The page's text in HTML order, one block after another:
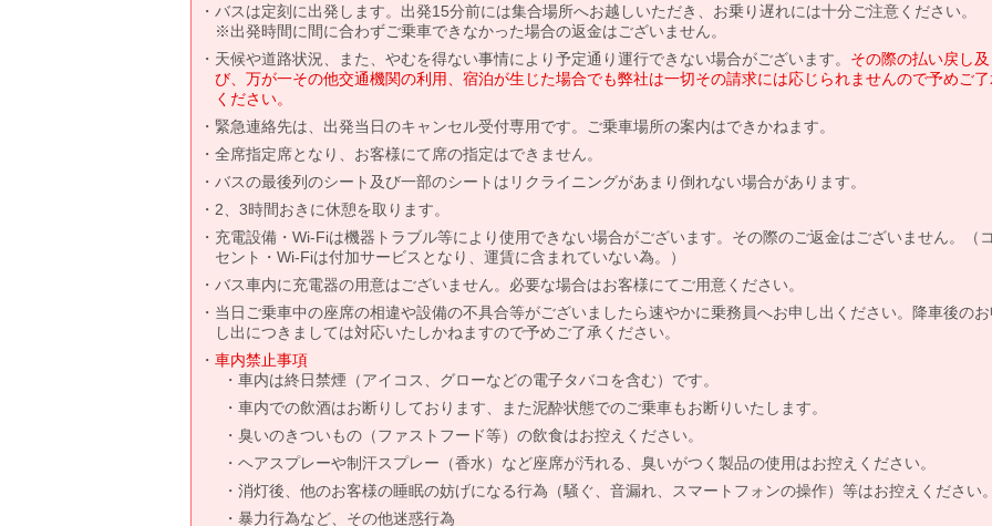
バスは定刻に出発します。出発15分前には集合場所へお越しいただき、お乗り遅れには十分ご注意ください。
※出発時間に間に合わずご乗車できなかった場合の返金はございません。
天候や道路状況、また、やむを得ない事情により予定通り運行できない場合がございます。 その際の払い戻し及
び、万が一その他交通機関の利用、宿泊が生じた場合でも弊社は一切その請求には応じられませんので予めご
ください。
緊急連絡先は、出発当日のキャンセル受付専用です。ご乗車場所の案内はできかねます。
全席指定席となり、お客様にて席の指定はできません。
バスの最後列のシート及び一部のシートはリクライニングがあまり倒れない場合があります。
2、3時間おきに休憩を取ります。
充電設備・Wi-Fiは機器トラブル等により使用できない場合がございます。その際のご返金はございません。（
セント・Wi-Fiは付加サービスとなり、運賃に含まれていない為。）
バス車内に充電器の用意はございません。必要な場合はお客様にてご用意ください。
当日ご乗車中の座席の相違や設備の不具合等がございましたら速やかに乗務員へお申し出ください。降車後の
し出につきましては対応いたしかねますので予めご了承ください。
車内禁止事項
車内は終日禁煙（アイコス、グローなどの電子タバコを含む）です。
車内での飲酒はお断りしております、また泥酔状態でのご乗車もお断りいたします。
臭いのきついもの（ファストフード等）の飲食はお控えください。
ヘアスプレーや制汗スプレー（香水）など座席が汚れる、臭いがつく製品の使用はお控えください。
消灯後、他のお客様の睡眠の妨げになる行為（騒ぐ、音漏れ、スマートフォンの操作）等はお控えください
暴力行為など、その他迷惑行為